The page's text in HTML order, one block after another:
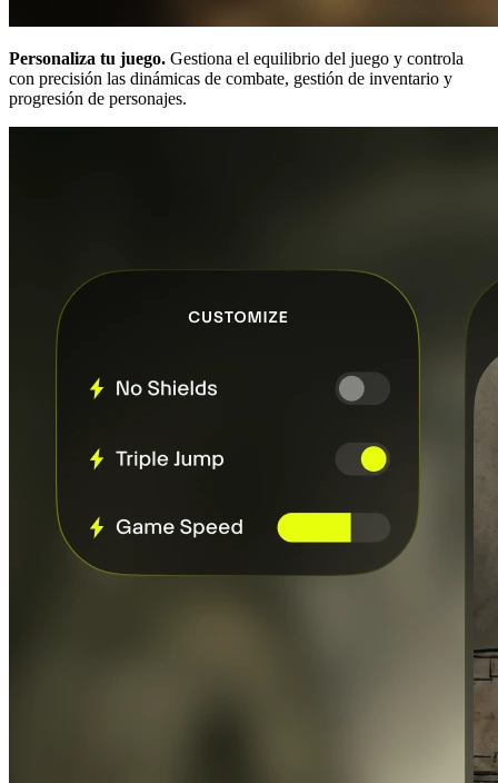
Personaliza tu juego. Gestiona el equilibrio del juego y controla
con precisión las dinámicas de combate, gestión de inventario y
progresión de personajes.